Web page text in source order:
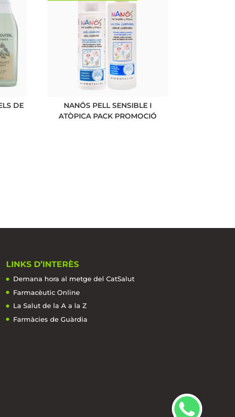
DE
NANÖS PELL SENSIBLE I
ATÒPICA PACK PROMOCIÓ
LINKS D’INTERÈS
Demana hora al metge del CatSalut
Farmacèutic Online
La Salut de la A a la Z
Farmàcies de Guàrdia